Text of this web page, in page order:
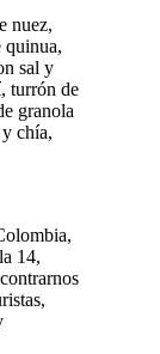
nuez,
quinua,
sal y
turrón de
granola
chía,
14,